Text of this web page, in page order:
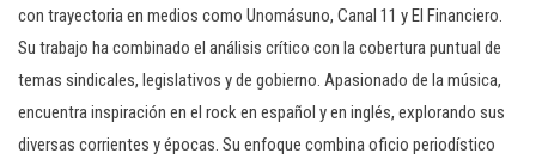
con trayectoria en medios como Unomásuno, Canal 11 y El Financiero.
Su trabajo ha combinado el análisis crítico con la cobertura puntual de
temas sindicales, legislativos y de gobierno. Apasionado de la música,
encuentra inspiración en el rock en español y en inglés, explorando sus
diversas corrientes y épocas. Su enfoque combina oficio periodístico